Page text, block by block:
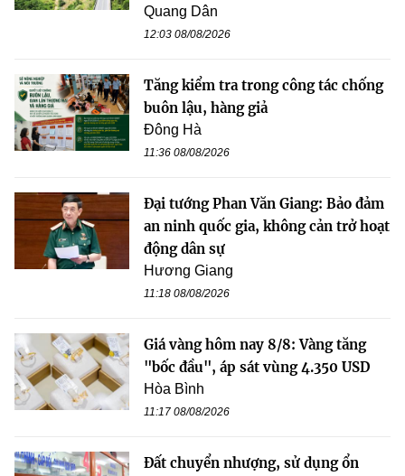
Quang Dân
12:03 08/08/2026
Tăng kiểm tra trong công tác chống
buôn lậu, hàng giả
Đông Hà
11:36 08/08/2026
Đại tướng Phan Văn Giang: Bảo đảm
an ninh quốc gia, không cản trở hoạt
động dân sự
Hương Giang
11:18 08/08/2026
Giá vàng hôm nay 8/8: Vàng tăng
"bốc đầu", áp sát vùng 4.350 USD
Hòa Bình
11:17 08/08/2026
Đất chuyển nhượng, sử dụng ổn